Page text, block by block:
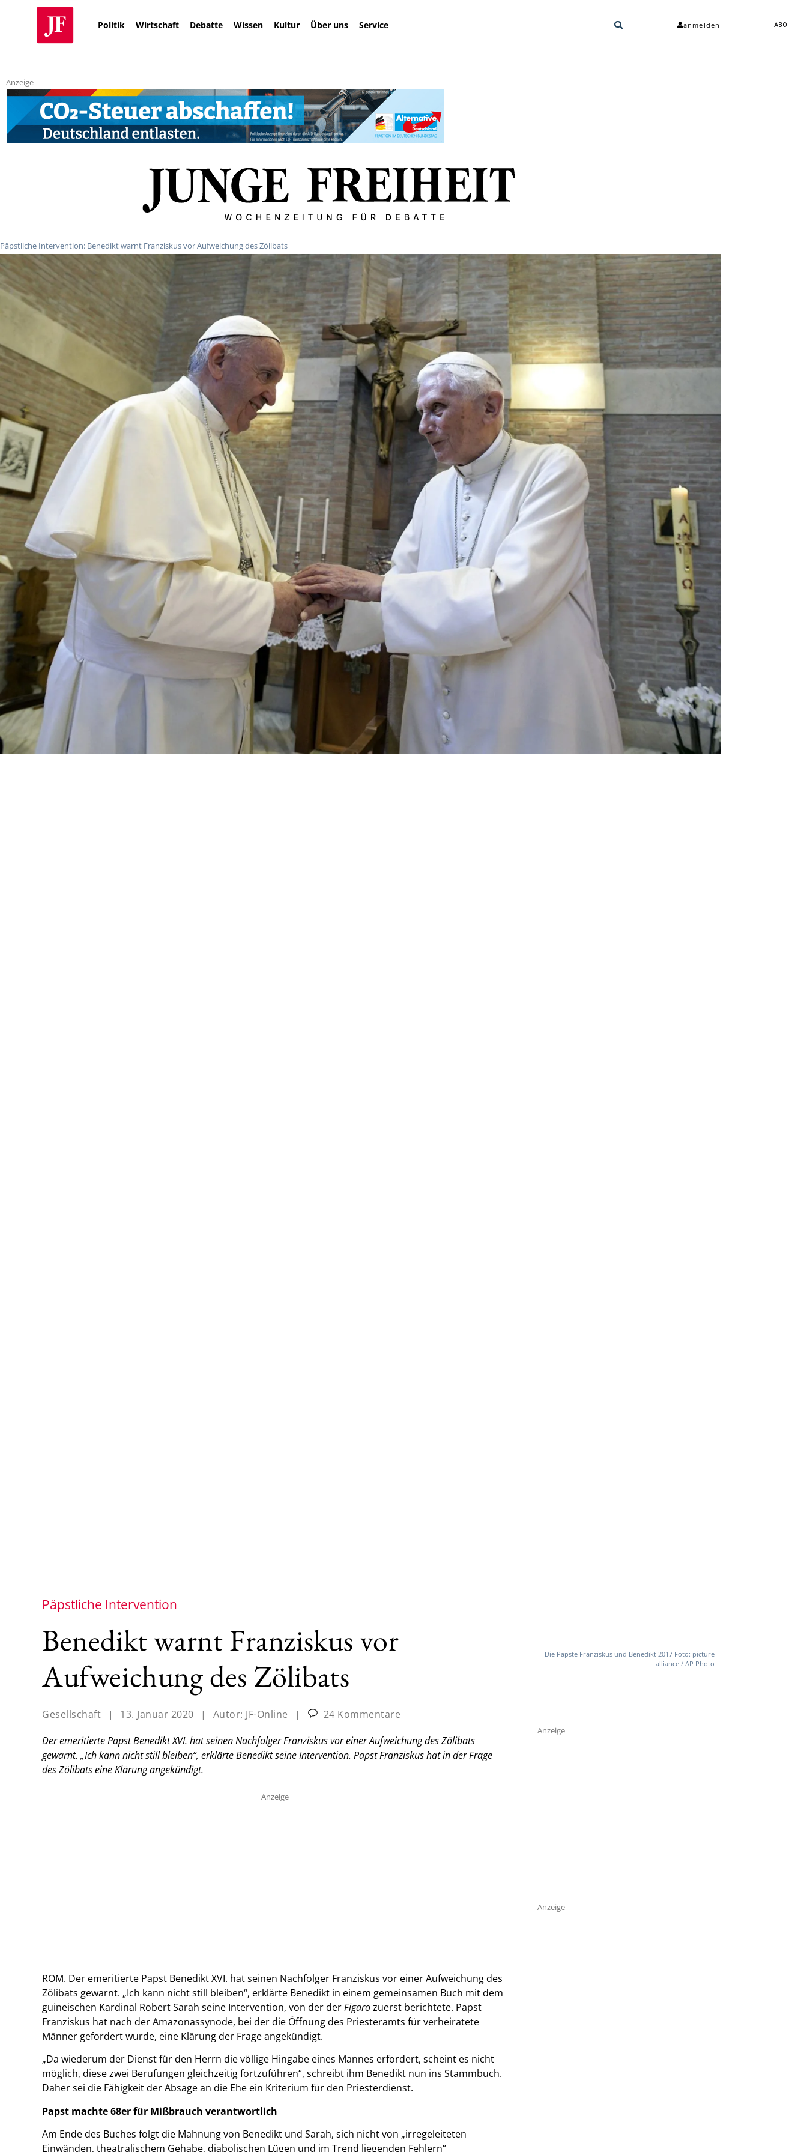
Politik Wirtschaft Debatte Wissen Kultur Über uns Service anmelden ABO
Anzeige
Päpstliche Intervention: Benedikt warnt Franziskus vor Aufweichung des Zölibats
Päpstliche Intervention
Benedikt warnt Franziskus vor
Aufweichung des Zölibats
Gesellschaft | 13. Januar 2020 | Autor: JF-Online |
24 Kommentare
Der emeritierte Papst Benedikt XVI. hat seinen Nachfolger Franziskus vor einer Aufweichung des Zölibats
gewarnt. „Ich kann nicht still bleiben“, erklärte Benedikt seine Intervention. Papst Franziskus hat in der Frage
des Zölibats eine Klärung angekündigt.
Anzeige
ROM. Der emeritierte Papst Benedikt XVI. hat seinen Nachfolger Franziskus vor einer Aufweichung des
Zölibats gewarnt. „Ich kann nicht still bleiben“, erklärte Benedikt in einem gemeinsamen Buch mit dem
guineischen Kardinal Robert Sarah seine Intervention, von der derFigarozuerst berichtete. Papst
Franziskus hat nach der Amazonassynode, bei der die Öffnung des Priesteramts für verheiratete
Männer gefordert wurde, eine Klärung der Frage angekündigt.
„Da wiederum der Dienst für den Herrn die völlige Hingabe eines Mannes erfordert, scheint es nicht
möglich, diese zwei Berufungen gleichzeitig fortzuführen“, schreibt ihm Benedikt nun ins Stammbuch.
Daher sei die Fähigkeit der Absage an die Ehe ein Kriterium für den Priesterdienst.
Papst machte 68er für Mißbrauch verantwortlich
Am Ende des Buches folgt die Mahnung von Benedikt und Sarah, sich nicht von „irregeleiteten
Einwänden, theatralischem Gehabe, diabolischen Lügen und im Trend liegenden Fehlern“
Die Päpste Franziskus und Benedikt 2017 Foto: picture
alliance / AP Photo
Anzeige
Anzeige